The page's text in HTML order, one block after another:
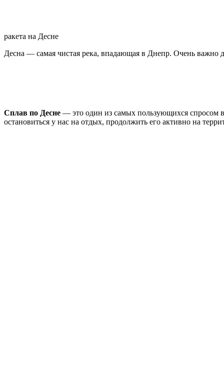
ракета на Десне
Десна — самая чистая река, впадающая в Днепр. Очень важно
Сплав по Десне — это один из самых пользующихся спросом
остановиться у нас на отдых, продолжить его активно на